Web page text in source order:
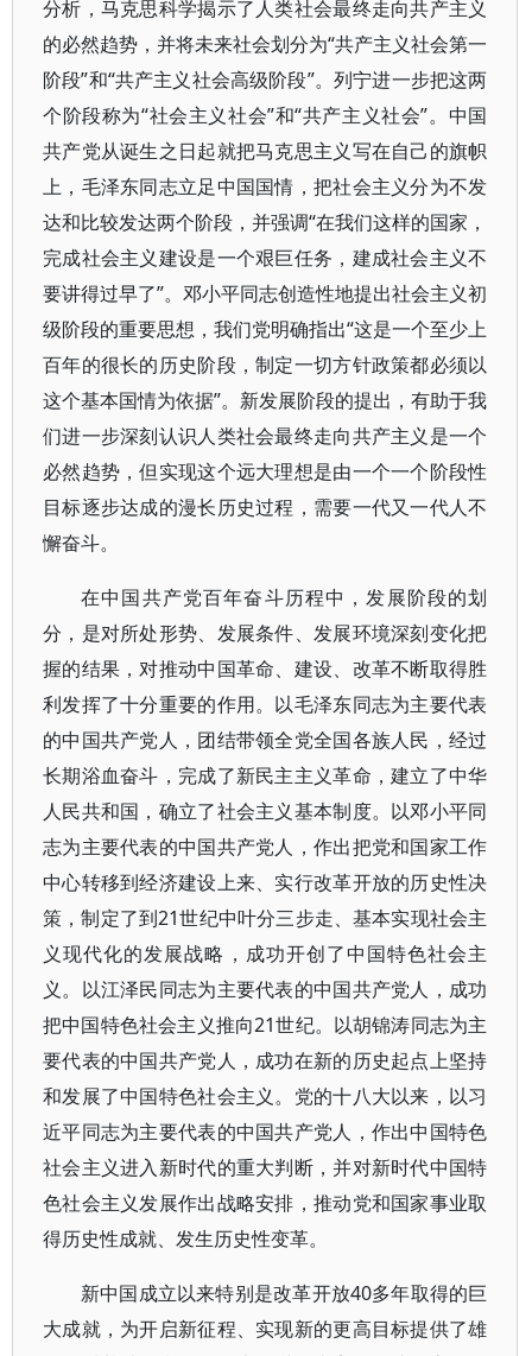
分析，马克思科学揭示了人类社会最终走向共产主义
的必然趋势，并将未来社会划分为“共产主义社会第一
阶段”和“共产主义社会高级阶段”。列宁进一步把这两
个阶段称为“社会主义社会”和“共产主义社会”。中国
共产党从诞生之日起就把马克思主义写在自己的旗帜
上，毛泽东同志立足中国国情，把社会主义分为不发
达和比较发达两个阶段，并强调“在我们这样的国家，
完成社会主义建设是一个艰巨任务，建成社会主义不
要讲得过早了”。邓小平同志创造性地提出社会主义初
级阶段的重要思想，我们党明确指出“这是一个至少上
百年的很长的历史阶段，制定一切方针政策都必须以
这个基本国情为依据”。新发展阶段的提出，有助于我
们进一步深刻认识人类社会最终走向共产主义是一个
必然趋势，但实现这个远大理想是由一个一个阶段性
目标逐步达成的漫长历史过程，需要一代又一代人不
懈奋斗。
在中国共产党百年奋斗历程中，发展阶段的划
分，是对所处形势、发展条件、发展环境深刻变化把
握的结果，对推动中国革命、建设、改革不断取得胜
利发挥了十分重要的作用。以毛泽东同志为主要代表
的中国共产党人，团结带领全党全国各族人民，经过
长期浴血奋斗，完成了新民主主义革命，建立了中华
人民共和国，确立了社会主义基本制度。以邓小平同
志为主要代表的中国共产党人，作出把党和国家工作
中心转移到经济建设上来、实行改革开放的历史性决
策，制定了到21世纪中叶分三步走、基本实现社会主
义现代化的发展战略，成功开创了中国特色社会主
义。以江泽民同志为主要代表的中国共产党人，成功
把中国特色社会主义推向21世纪。以胡锦涛同志为主
要代表的中国共产党人，成功在新的历史起点上坚持
和发展了中国特色社会主义。党的十八大以来，以习
近平同志为主要代表的中国共产党人，作出中国特色
社会主义进入新时代的重大判断，并对新时代中国特
色社会主义发展作出战略安排，推动党和国家事业取
得历史性成就、发生历史性变革。
新中国成立以来特别是改革开放40多年取得的巨
大成就，为开启新征程、实现新的更高目标提供了雄